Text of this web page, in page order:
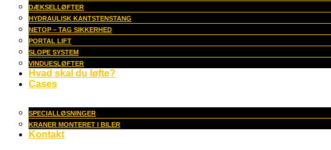
DÆKSELLØFTER
HYDRAULISK KANTSTENSTANG
NETOP – TAG SIKKERHED
PORTAL LIFT
SLOPE SYSTEM
VINDUESLØFTER
Hvad skal du løfte?
Cases
SPECIALLØSNINGER
KRANER MONTERET I BILER
Kontakt